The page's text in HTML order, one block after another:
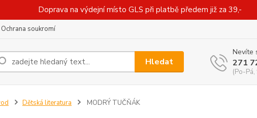
Doprava na výdejní místo GLS při platbě předem již za 39,-
Ochrana soukromí
Hledat
Nevíte
271
(Po-
Dětská literatura MODRÝ TUČŇÁK